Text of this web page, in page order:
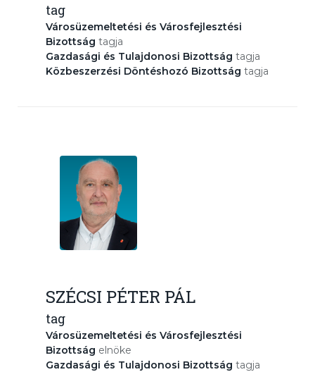
tag
Városüzemeltetési és Városfejlesztési
Bizottság tagja
Gazdasági és Tulajdonosi Bizottság tagja
Közbeszerzési Döntéshozó Bizottság tagja
SZÉCSI PÉTER PÁL
tag
Városüzemeltetési és Városfejlesztési
Bizottság elnöke
Gazdasági és Tulajdonosi Bizottság tagja